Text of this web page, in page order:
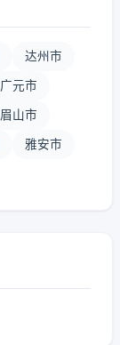
达州市
广元市
眉山市
雅安市